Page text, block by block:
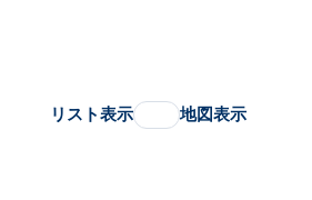
リスト表示 地図表示